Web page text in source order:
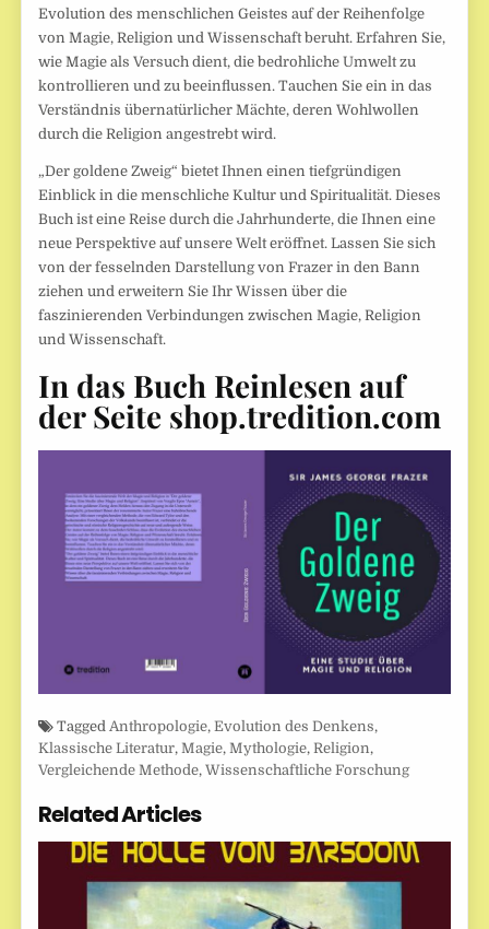
Evolution des menschlichen Geistes auf der Reihenfolge
von Magie, Religion und Wissenschaft beruht. Erfahren Sie,
wie Magie als Versuch dient, die bedrohliche Umwelt zu
kontrollieren und zu beeinflussen. Tauchen Sie ein in das
Verständnis übernatürlicher Mächte, deren Wohlwollen
durch die Religion angestrebt wird.
„Der goldene Zweig“ bietet Ihnen einen tiefgründigen
Einblick in die menschliche Kultur und Spiritualität. Dieses
Buch ist eine Reise durch die Jahrhunderte, die Ihnen eine
neue Perspektive auf unsere Welt eröffnet. Lassen Sie sich
von der fesselnden Darstellung von Frazer in den Bann
ziehen und erweitern Sie Ihr Wissen über die
faszinierenden Verbindungen zwischen Magie, Religion
und Wissenschaft.
In das Buch Reinlesen auf
der Seite shop.tredition.com
Tagged Anthropologie,Evolution des Denkens,
Klassische Literatur, Magie, Mythologie, Religion,
Vergleichende Methode,Wissenschaftliche Forschung
Related Articles